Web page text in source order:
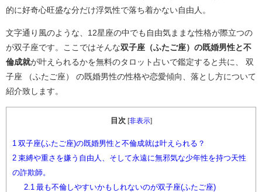
的に好奇心旺盛な分だけ浮気性で落ち着かない自由人。
文字通り風のような、12星座の中でも自由気ままな性格が際立つの
が双子座です。ここではそんな双子座（ふたご座）の既婚男性と不
倫成就が叶えられるかを無料のタロット占いで鑑定すると共に、 双
子座 （ふたご座） の既婚男性の性格や恋愛傾向、落とし方について
紹介致します。
目次 [非表示]
1 双子座(ふたご座)の既婚男性と不倫成就は叶えられる？
2 束縛や重さを嫌う自由人、そして永遠に無邪気な少年性を持つ天性
の詐欺師。
2.1 最も不倫しやすいかもしれないのが双子座(ふたご座)